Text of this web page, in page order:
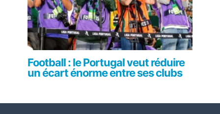
Football : le Portugal veut réduire
un écart énorme entre ses clubs